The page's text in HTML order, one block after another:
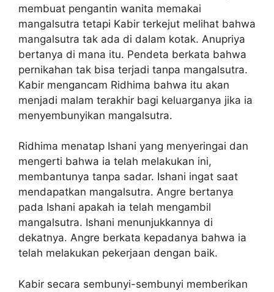
membuat pengantin wanita memakai
mangalsutra tetapi Kabir terkejut melihat bahwa
mangalsutra tak ada di dalam kotak. Anupriya
bertanya di mana itu. Pendeta berkata bahwa
pernikahan tak bisa terjadi tanpa mangalsutra.
Kabir mengancam Ridhima bahwa itu akan
menjadi malam terakhir bagi keluarganya jika ia
menyembunyikan mangalsutra.
Ridhima menatap Ishani yang menyeringai dan
mengerti bahwa ia telah melakukan ini,
membantunya tanpa sadar. Ishani ingat saat
mendapatkan mangalsutra. Angre bertanya
pada Ishani apakah ia telah mengambil
mangalsutra. Ishani menunjukkannya di
dekatnya. Angre berkata kepadanya bahwa ia
telah melakukan pekerjaan dengan baik.
Kabir secara sembunyi-sembunyi memberikan